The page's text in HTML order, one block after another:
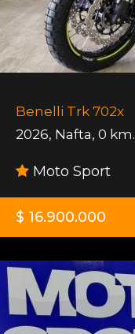
Benelli Trk 702x
2026, Nafta, 0 km.
Moto Sport
$ 16.900.000